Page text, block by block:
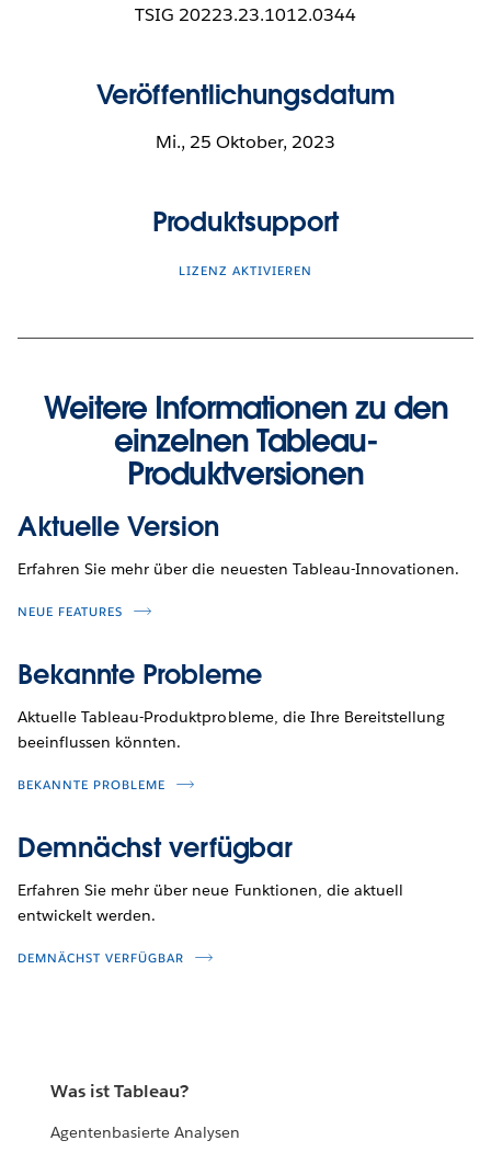
TSIG 20223.23.1012.0344
Veröffentlichungsdatum
Mi., 25 Oktober, 2023
Produktsupport
LIZENZ AKTIVIEREN
Weitere Informationen zu den
einzelnen Tableau-
Produktversionen
Aktuelle Version
Erfahren Sie mehr über die neuesten Tableau-Innovationen.
NEUE FEATURES
Bekannte Probleme
Aktuelle Tableau-Produktprobleme, die Ihre Bereitstellung
beeinflussen könnten.
BEKANNTE PROBLEME
Demnächst verfügbar
Erfahren Sie mehr über neue Funktionen, die aktuell
entwickelt werden.
DEMNÄCHST VERFÜGBAR
Was ist Tableau?
Agentenbasierte Analysen